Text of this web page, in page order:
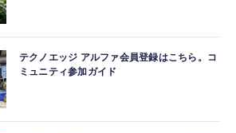
テクノエッジ アルファ会員登録はこちら。コ
ミュニティ参加ガイド